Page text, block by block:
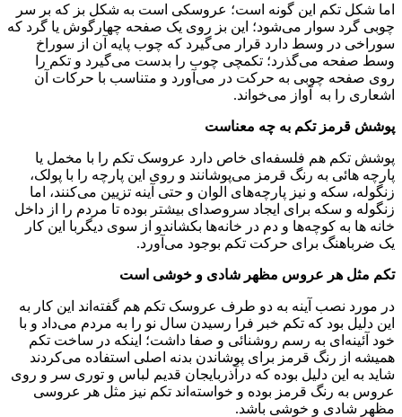
اما شکل تکم این گونه است؛ عروسکی است به شکل بز که بر سر
چوبی گرد سوار می‌شود؛ این بز روی یک صفحه چهارگوش یا گرد که
سوراخی در وسط دارد قرار می‌گیرد که چوب پایه آن از سوراخ
وسط صفحه می‌گذرد؛ تکمچی چوب را بدست می‌گیرد و تکم را
روی صفحه چوبی به حرکت در می‌آورد و متناسب با حرکات آن
اشعاری را به آواز می‌خواند.
پوشش قرمز تکم به چه معناست
پوشش تکم هم فلسفه‌ای خاص دارد عروسک تکم را با مخمل یا
پارچه هائی به رنگ قرمز می‌پوشانند و روی این پارچه را با پولک،
زنگوله، سکه و نیز پارچه‌های الوان و حتی آینه تزیین می‌کنند، اما
زنگوله و سکه برای ایجاد سروصدای بیشتر بوده تا مردم را از داخل
خانه ها به کوچه‌ها و دم در خانه‌ها بکشاندو از سوی دیگربا این کار
یک ضرباهنگ برای حرکت تکم بوجود می‌آورد.
تکم مثل هر عروس مظهر شادی و خوشی است
در مورد نصب آینه به دو طرف عروسک تکم هم گفته‌اند این کار به
این دلیل بود که تکم خبر فرا رسیدن سال نو را به مردم می‌داد و با
خود آئینه‌ای به رسم روشنائی و صفا داشت؛ اینکه در ساخت تکم
همیشه از رنگ قرمز برای پوشاندن بدنه اصلی استفاده می‌کردند
شاید به این دلیل بوده که درآذربایجان قدیم لباس و توری سر و روی
عروس به رنگ قرمز بوده و خواسته‌اند تکم نیز مثل هر عروسی
مظهر شادی و خوشی باشد.